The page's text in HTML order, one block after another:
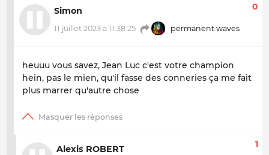
Simon
11 juillet 2023 à 11:38:25 permanent waves
0
heuuu vous savez, Jean Luc c'est votre champion
hein, pas le mien, qu'il fasse des conneries ça me fait
plus marrer qu'autre chose
Alexis ROBERT 1